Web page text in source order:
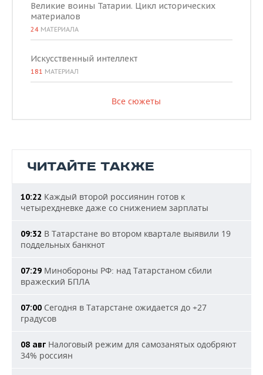
Великие воины Татарии. Цикл исторических
материалов
24 МАТЕРИАЛА
Искусственный интеллект
181 МАТЕРИАЛ
Все сюжеты
ЧИТАЙТЕ ТАКЖЕ
10:22 Каждый второй россиянин готов к
четырехдневке даже со снижением зарплаты
09:32 В Татарстане во втором квартале выявили 19
поддельных банкнот
07:29 Минобороны РФ: над Татарстаном сбили
вражеский БПЛА
07:00 Сегодня в Татарстане ожидается до +27
градусов
08 авг Налоговый режим для самозанятых одобряют
34% россиян